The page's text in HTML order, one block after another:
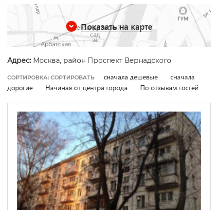
Показать на карте
Адрес: Москва, район Проспект Вернадского
СОРТИРОВКА: СОРТИРОВАТЬ сначала дешевые
сначала
дорогие
Начиная от центра города По отзывам гостей